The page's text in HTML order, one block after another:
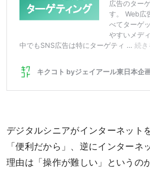
デジタルシニアがインターネット
「便利だから」、逆にインターネ
理由は「操作が難しい」というの